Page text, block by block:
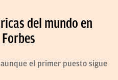
del mundo en
el primer puesto sigue